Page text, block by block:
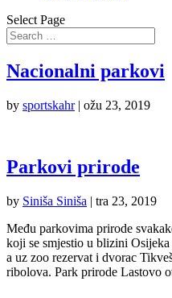
Select Page
Nacionalni parkovi
by sportskahr| ožu 23, 2019
Parkovi prirode
by Siniša Siniša | tra 23, 2019
Među parkovima prirode
koji se smjestio u blizini
a uz zoo rezervat i dvorac
ribolova. Park prirode Lastovo